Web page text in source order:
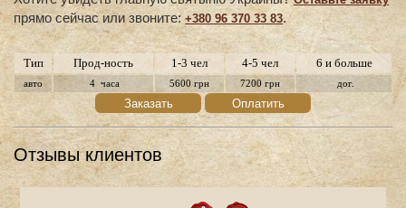
прямо сейчас или звоните:+380 96 370 33 83.
Тип Прод-ность 1-3 чел 4-5 чел 6 и больше
авто 4 часа 5600 грн 7200 грн дог.
Заказать Оплатить
Отзывы клиентов